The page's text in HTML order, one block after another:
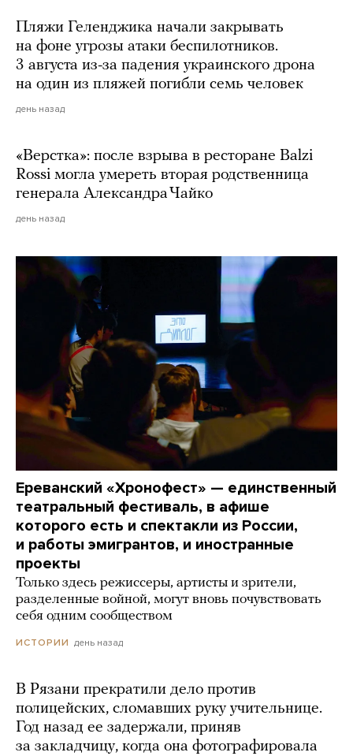
Пляжи Геленджика начали закрывать
на фоне угрозы атаки беспилотников.
3 августа из-за падения украинского дрона
на один из пляжей погибли семь человек
день назад
«Верстка»: после взрыва в ресторане Balzi
Rossi могла умереть вторая родственница
генерала Александра Чайко
день назад
Ереванский «Хронофест» — единственный
театральный фестиваль, в афише
которого есть и спектакли из России,
и работы эмигрантов, и иностранные
проекты
Только здесь режиссеры, артисты и зрители,
разделенные войной, могут вновь почувствовать
себя одним сообществом
ИСТОРИИ день назад
В Рязани прекратили дело против
полицейских, сломавших руку учительнице.
Год назад ее задержали, приняв
за закладчицу, когда она фотографировала